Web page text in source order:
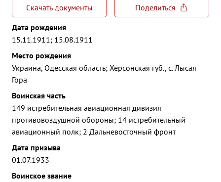
Скачать документы
Поделиться
Дата рождения
15.11.1911; 15.08.1911
Место рождения
Украина, Одесская область; Херсонская губ., с. Лысая
Гора
Воинская часть
149 истребительная авиационная дивизия
противовоздушной обороны; 14 истребительный
авиационный полк; 2 Дальневосточный фронт
Дата призыва
01.07.1933
Воинское звание